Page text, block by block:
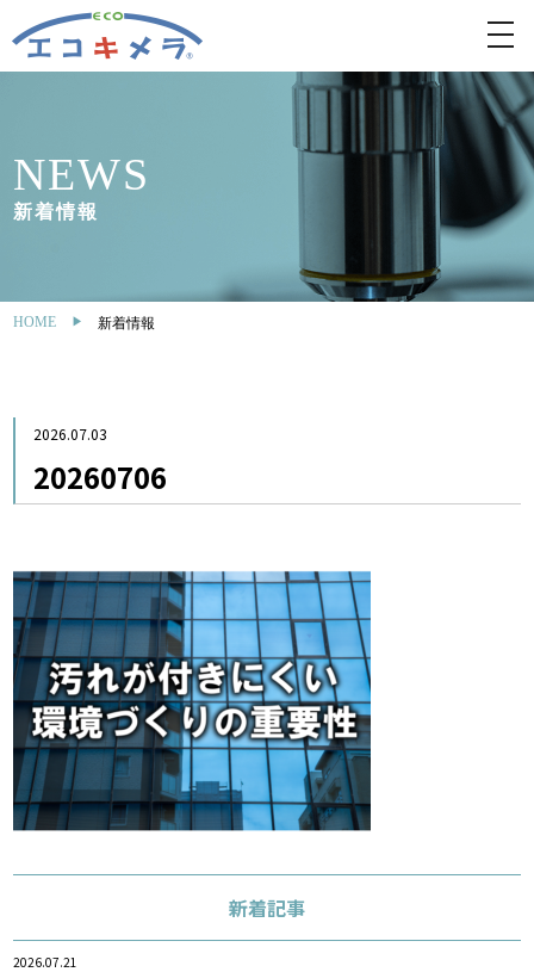
NEWS
新着情報
HOME 新着情報
2026.07.03
20260706
新着記事
2026.07.21